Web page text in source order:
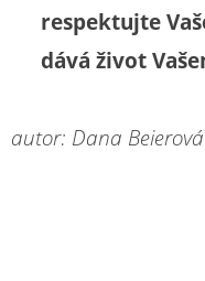
respektujte
dává život
autor: Dana Beierová